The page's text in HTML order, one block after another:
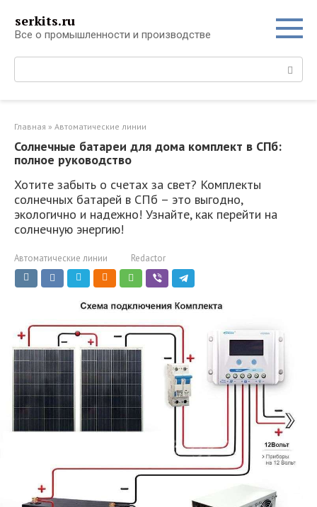
контенту
serkits.ru
Все о промышленности и производстве
Поиск:
Главная » Автоматические линии
Солнечные батареи для дома комплект в СПб:
полное руководство
Хотите забыть о счетах за свет? Комплекты
солнечных батарей в СПб – это выгодно,
экологично и надежно! Узнайте, как перейти на
солнечную энергию!
Автоматические линии Redactor